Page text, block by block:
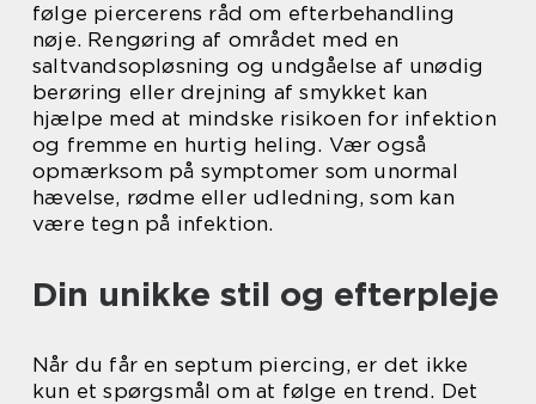
følge piercerens råd om efterbehandling
nøje. Rengøring af området med en
saltvandsopløsning og undgåelse af unødig
berøring eller drejning af smykket kan
hjælpe med at mindske risikoen for infektion
og fremme en hurtig heling. Vær også
opmærksom på symptomer som unormal
hævelse, rødme eller udledning, som kan
være tegn på infektion.
Din unikke stil og efterpleje
Når du får en septum piercing, er det ikke
kun et spørgsmål om at følge en trend. Det